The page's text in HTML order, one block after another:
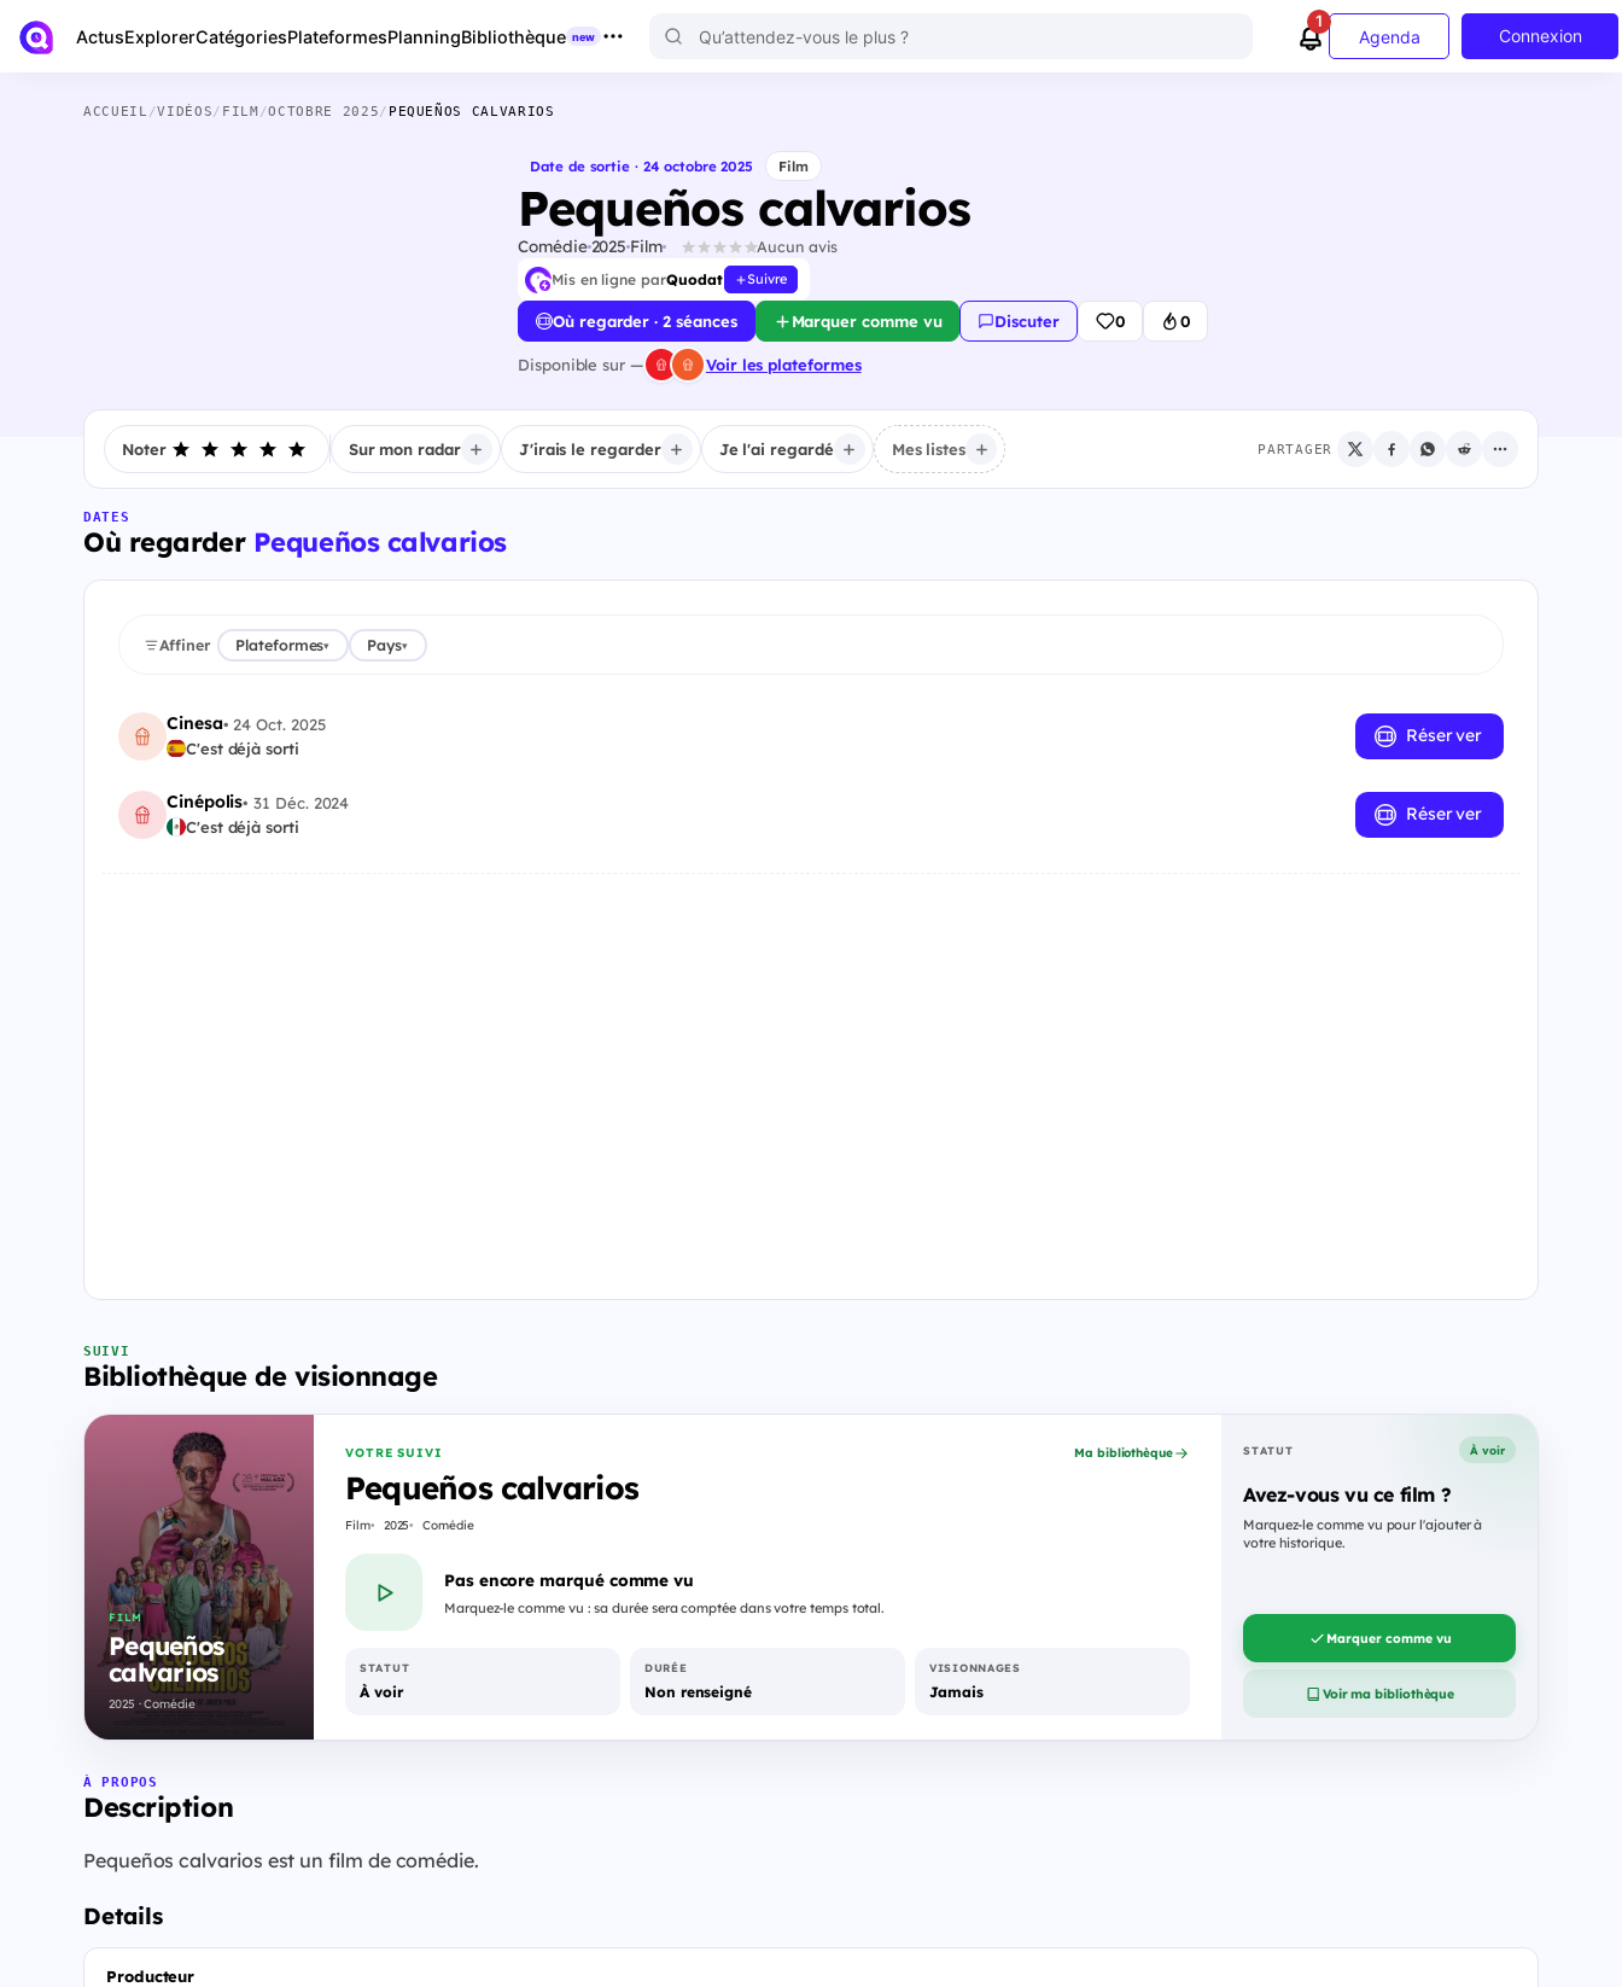
ActusExplorerCatégoriesPlateformesPlanningBibliothèque new
1
Agenda Connexion
ACCUEIL /VIDÉOS/ FILM/OCTOBRE 2025/ PEQUEÑOS CALVARIOS
Date de sortie · 24 octobre 2025 Film
Pequeños calvarios
Comédie2025 Film Aucun avis
Mis en ligne parQuodat Suivre
Où regarder · 2 séances Marquer comme vu Discuter 0 0
Disponible sur — Voir les plateformes
Noter Sur mon radar J'irais le regarder Je l'ai regardé Mes listes PARTAGER
DATES
Où regarder Pequeños calvarios
Affiner Plateformes▾ Pays▾
Cinesa• 24 Oct. 2025
C'est déjà sorti
Réserver
Cinépolis•31 Déc. 2024
C'est déjà sorti
Réserver
SUIVI
Bibliothèque de visionnage
FILM
Pequeños
calvarios
2025 · Comédie
VOTRE SUIVI
Pequeños calvarios
Film 2025 Comédie
Ma bibliothèque
Pas encore marqué comme vu
Marquez-le comme vu : sa durée sera comptée dans votre temps total.
STATUT
À voir
DURÉE
Non renseigné
VISIONNAGES
Jamais
STATUT À voir
Avez-vous vu ce film ?
Marquez-le comme vu pour l'ajouter à
votre historique.
Marquer comme vu
Voir ma bibliothèque
À PROPOS
Description
Pequeños calvarios est un film de comédie.
Details
Producteur